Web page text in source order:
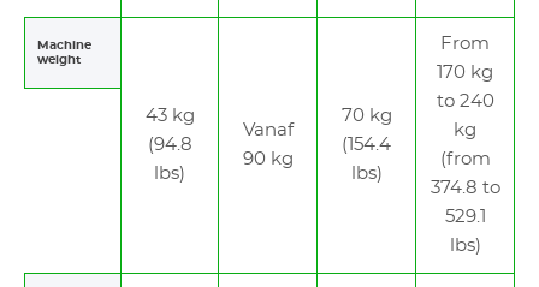
Machine
weight
43 kg
(94.8
lbs)
Vanaf
90 kg
70 kg
(154.4
lbs)
From
170 kg
to 240
kg
(from
374.8 to
529.1
lbs)